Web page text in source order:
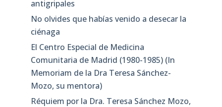
antigripales
No olvides que habías venido a desecar la
ciénaga
El Centro Especial de Medicina
Comunitaria de Madrid (1980-1985) (In
Memoriam de la Dra Teresa Sánchez-
Mozo, su mentora)
Réquiem por la Dra. Teresa Sánchez Mozo,